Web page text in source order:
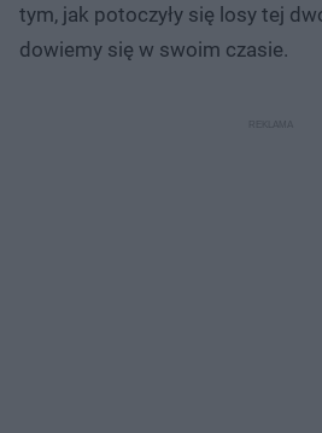
tym, jak potoczyły się losy tej
dowiemy się w swoim czasie.